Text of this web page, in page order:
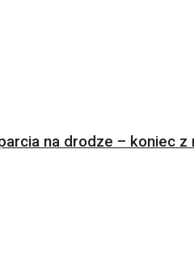
na drodze – koniec